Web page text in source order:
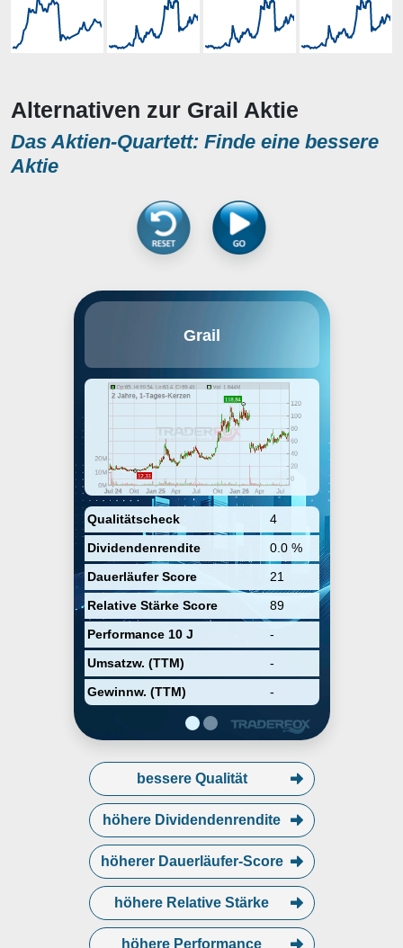
Alternativen zur Grail Aktie
Das Aktien-Quartett: Finde eine bessere
Aktie
Grail
Qualitätscheck
4
Dividendenrendite
0.0 %
Dauerläufer Score
21
Relative Stärke Score
89
Performance 10 J
-
Umsatzw. (TTM)
-
Gewinnw. (TTM)
-
company. It engages in the
early detection of cancer. The
company was founded by Jeffrey
T. Huber, William H. Rastetter, and
Mostafa Ronaghi on September
11, 2015 and is headquartered in
Menlo Park, CA.
bessere Qualität
höhere Dividendenrendite
höherer Dauerläufer-Score
höhere Relative Stärke
höhere Performance